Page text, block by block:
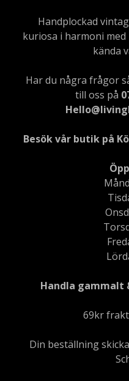
Handplockad
kuriosa i harmoni
kända
Har du några frågor
till oss på
Besök vår butik på
Handla gammalt
69kr
Din beställning